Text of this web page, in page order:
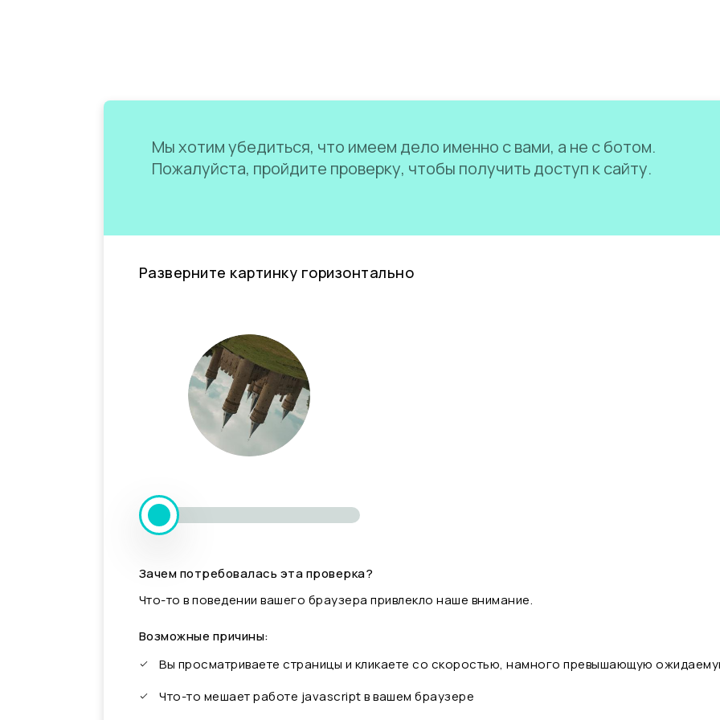
Мы хотим убедиться, что имеем дело именно с вами, а не с ботом.
Пожалуйста, пройдите проверку, чтобы получить доступ к сайту.
Разверните картинку горизонтально
Зачем потребовалась эта проверка?
Что-то в поведении вашего браузера привлекло наше внимание.
Возможные причины:
Вы просматриваете страницы и кликаете со скоростью, намного превышающую
Что-то мешает работе javascript в вашем браузере